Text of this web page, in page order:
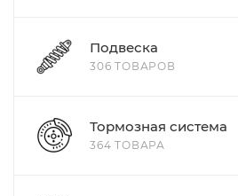
Подвеска
306 ТОВАРОВ
Тормозная система
364 ТОВАРА